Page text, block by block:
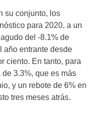
su conjunto, los
para 2020, a un
del -8.1% de
año entrante desde
ciento. En tanto, para
3.3%, que es más
y un rebote de 6% en
tres meses atrás.